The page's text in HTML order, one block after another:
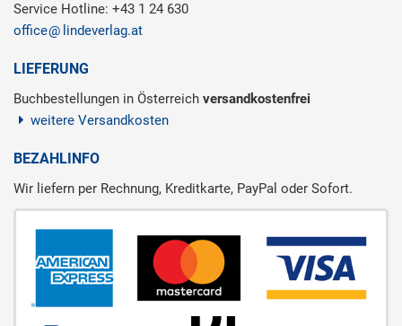
Service Hotline: +43 1 24 630
office
lindeverlag.at
LIEFERUNG
Buchbestellungen in Österreich versandkostenfrei
weitere Versandkosten
BEZAHLINFO
Wir liefern per Rechnung, Kreditkarte, PayPal oder Sofort.